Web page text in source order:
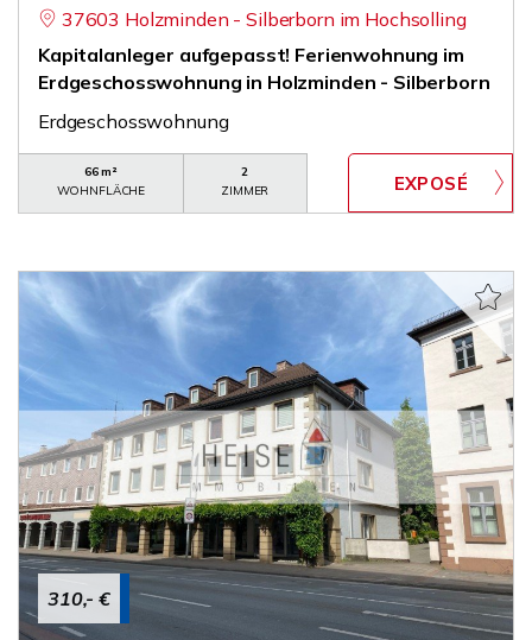
37603 Holzminden - Silberborn im Hochsolling
Kapitalanleger aufgepasst! Ferienwohnung im
Erdgeschosswohnung in Holzminden - Silberborn
Erdgeschosswohnung
66 m²
WOHNFLÄCHE
2
ZIMMER
310,- €